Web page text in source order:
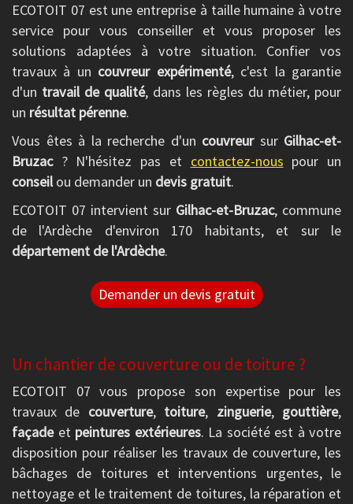
ECOTOIT 07 est une entreprise à taille humaine à votre
service pour vous conseiller et vous proposer les
solutions adaptées à votre situation. Confier vos
travaux à un couvreur expérimenté, c'est la garantie
d'un travail de qualité, dans les règles du métier, pour
un résultat pérenne.
Vous êtes à la recherche d'un couvreursur Gilhac-et-
Bruzac? N'hésitez pas et contactez-nous pour un
conseilou demander un devis gratuit.
ECOTOIT 07 intervient sur Gilhac-et-Bruzac, commune
de l'Ardèche d'environ 170 habitants, et sur le
département de l'Ardèche.
Demander un devis gratuit
Un chantier de couverture ou de toiture ?
ECOTOIT 07 vous propose son expertise pour les
travaux de couverture, toiture, zinguerie, gouttière,
façadeet peintures extérieures. La société est à votre
disposition pour réaliser les travaux de couverture, les
bâchages de toitures et interventions urgentes, le
nettoyage et le traitement de toitures, la réparation et